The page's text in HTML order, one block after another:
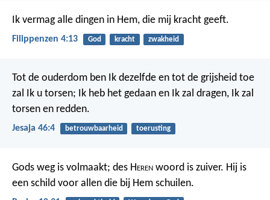
Ik vermag alle dingen in Hem, die mij kracht geeft.
Filippenzen 4:13 God kracht zwakheid
Tot de ouderdom ben Ik dezelfde en tot de grijsheid toe
zal Ik u torsen; Ik heb het gedaan en Ik zal dragen, Ik zal
torsen en redden.
Jesaja 46:4 betrouwbaarheid toerusting
Gods weg is volmaakt; des Heren woord is zuiver. Hij is
een schild voor allen die bij Hem schuilen.